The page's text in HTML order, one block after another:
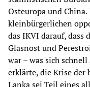
Osteuropa und
kleinbürgerlichen
das IKVI darauf, dass
Glasnost und
war – was sich
erklärte, die Krise
Lanka sei Teil eines